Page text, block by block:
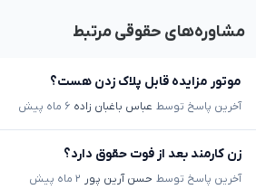
مشاوره‌های حقوقی مرتبط
موتور مزایده قابل پلاک زدن هست؟
آخرین پاسخ توسط عباس باغبان زاده ۶ ماه پیش
زن کارمند بعد از فوت حقوق دارد؟
آخرین پاسخ توسط حسن آرین پور ۲ ماه پیش